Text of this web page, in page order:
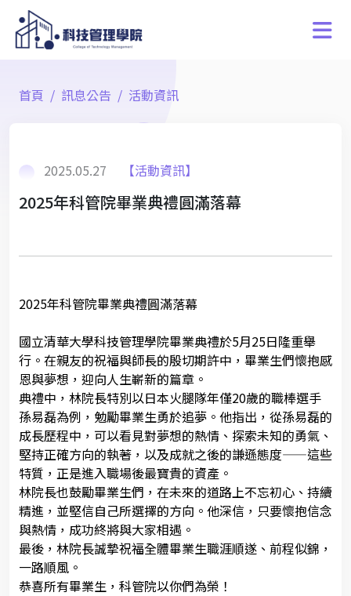
首頁 訊息公告 活動資訊
2025.05.27 【活動資訊】
2025年科管院畢業典禮圓滿落幕
2025年科管院畢業典禮圓滿落幕
國立清華大學科技管理學院畢業典禮於5月25日隆重舉
行。在親友的祝福與師長的殷切期許中，畢業生們懷抱感
恩與夢想，迎向人生嶄新的篇章。
典禮中，林院長特別以日本火腿隊年僅20歲的職棒選手
孫易磊為例，勉勵畢業生勇於追夢。他指出，從孫易磊的
成長歷程中，可以看見對夢想的熱情、探索未知的勇氣、
堅持正確方向的執著，以及成就之後的謙遜態度——這些
特質，正是進入職場後最寶貴的資產。
林院長也鼓勵畢業生們，在未來的道路上不忘初心、持續
精進，並堅信自己所選擇的方向。他深信，只要懷抱信念
與熱情，成功終將與大家相遇。
最後，林院長誠摯祝福全體畢業生職涯順遂、前程似錦，
一路順風。
恭喜所有畢業生，科管院以你們為榮！